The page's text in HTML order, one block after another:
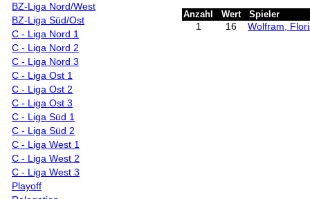
BZ-Liga Nord/West
BZ-Liga Süd/Ost
C - Liga Nord 1
C - Liga Nord 2
C - Liga Nord 3
C - Liga Ost 1
C - Liga Ost 2
C - Liga Ost 3
C - Liga Süd 1
C - Liga Süd 2
C - Liga West 1
C - Liga West 2
C - Liga West 3
Playoff
Anzahl Wert Spieler
1 16 Wolfram,